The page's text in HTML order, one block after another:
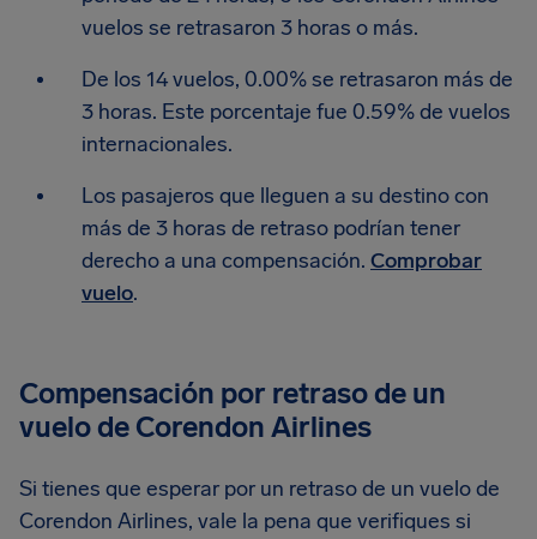
vuelos se retrasaron 3 horas o más.
De los 14 vuelos, 0.00% se retrasaron más de
3 horas. Este porcentaje fue 0.59% de vuelos
internacionales.
Los pasajeros que lleguen a su destino con
más de 3 horas de retraso podrían tener
derecho a una compensación. Comprobar
vuelo.
Compensación por retraso de un
vuelo de Corendon Airlines
Si tienes que esperar por un retraso de un vuelo de
Corendon Airlines, vale la pena que verifiques si